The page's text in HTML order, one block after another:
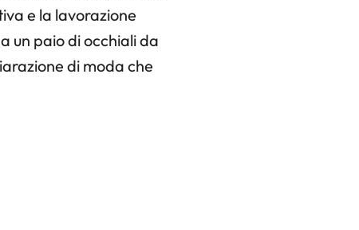
e la lavorazione
un paio di occhiali da
di moda che